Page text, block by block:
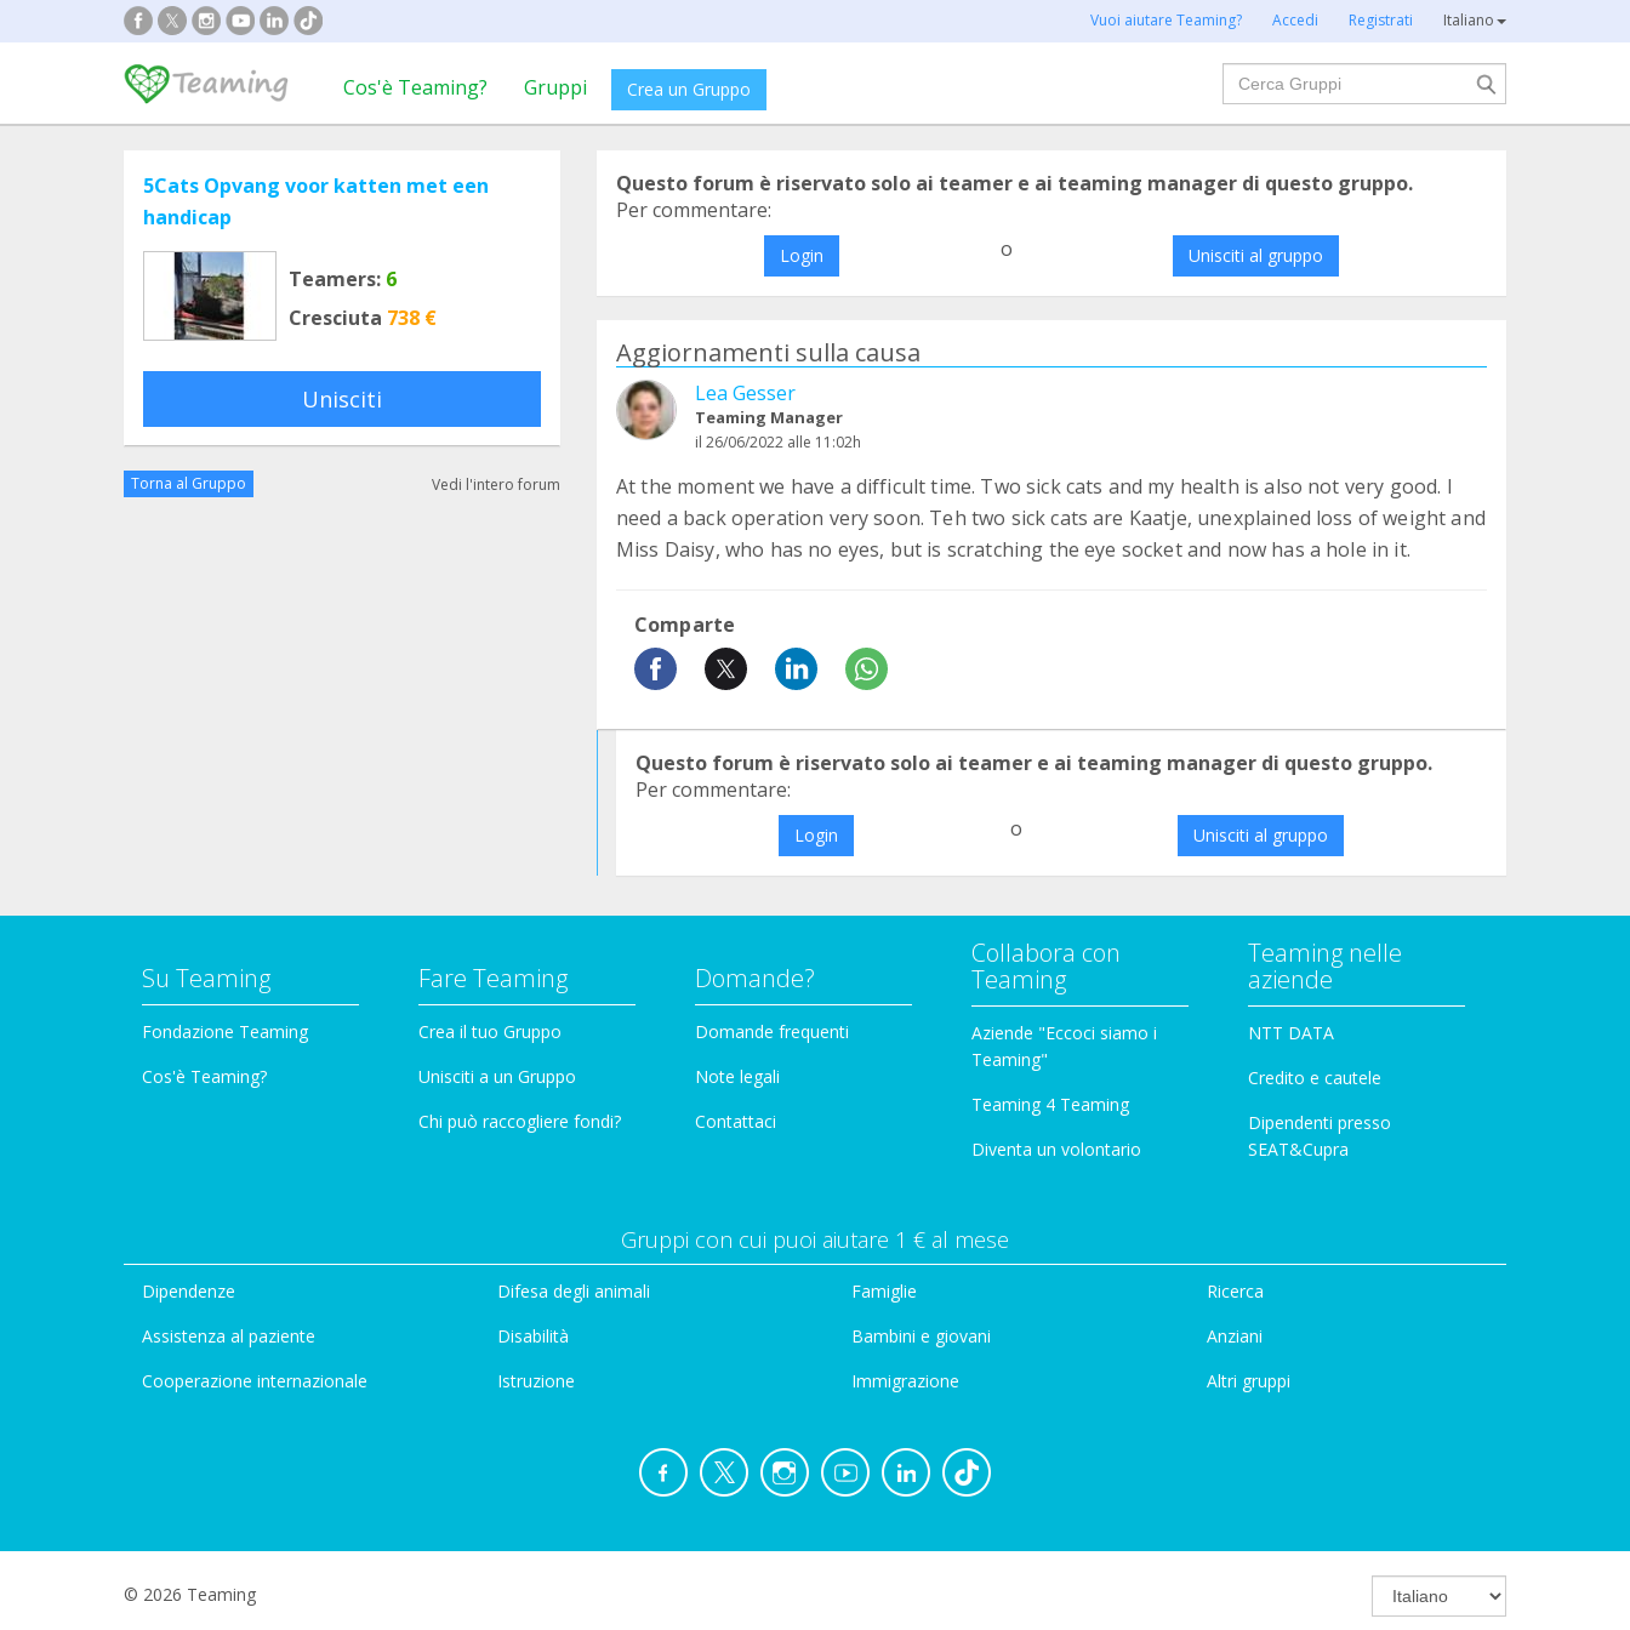
Vuoi aiutare Teaming? Accedi Registrati Italiano
Cos'è Teaming? Gruppi Crea un Gruppo
Cerca
5Cats Opvang voor katten met een
handicap
Teamers: 6
Cresciuta 738 €
Unisciti
Torna al Gruppo Vedi l'intero forum
Questo forum è riservato solo ai teamer e ai teaming manager di questo gruppo.
Per commentare:
Login o Unisciti al gruppo
Aggiornamenti sulla causa
Lea Gesser
Teaming Manager
il 26/06/2022 alle 11:02h
At the moment we have a difficult time. Two sick cats and my health is also not very good. I
need a back operation very soon. Teh two sick cats are Kaatje, unexplained loss of weight and
Miss Daisy, who has no eyes, but is scratching the eye socket and now has a hole in it.
Comparte
Questo forum è riservato solo ai teamer e ai teaming manager di questo gruppo.
Per commentare:
Login o Unisciti al gruppo
Su Teaming
Fondazione Teaming
Cos'è Teaming?
Fare Teaming
Crea il tuo Gruppo
Unisciti a un Gruppo
Chi può raccogliere fondi?
Domande?
Domande frequenti
Note legali
Contattaci
Collabora con
Teaming
Aziende "Eccoci siamo i
Teaming"
Teaming 4 Teaming
Diventa un volontario
Teaming nelle
aziende
NTT DATA
Credito e cautele
Dipendenti presso
SEAT&Cupra
Gruppi con cui puoi aiutare 1 € al mese
Dipendenze
Assistenza al paziente
Cooperazione internazionale
Difesa degli animali
Disabilità
Istruzione
Famiglie
Bambini e giovani
Immigrazione
Ricerca
Anziani
Altri gruppi
© 2026 Teaming